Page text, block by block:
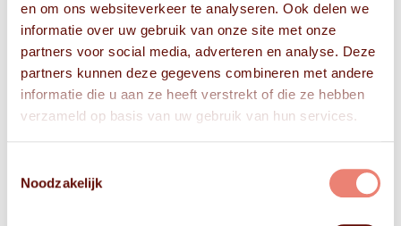
en om ons websiteverkeer te analyseren. Ook delen we
informatie over uw gebruik van onze site met onze
partners voor social media, adverteren en analyse. Deze
partners kunnen deze gegevens combineren met andere
informatie die u aan ze heeft verstrekt of die ze hebben
verzameld op basis van uw gebruik van hun services.
Noodzakelijk